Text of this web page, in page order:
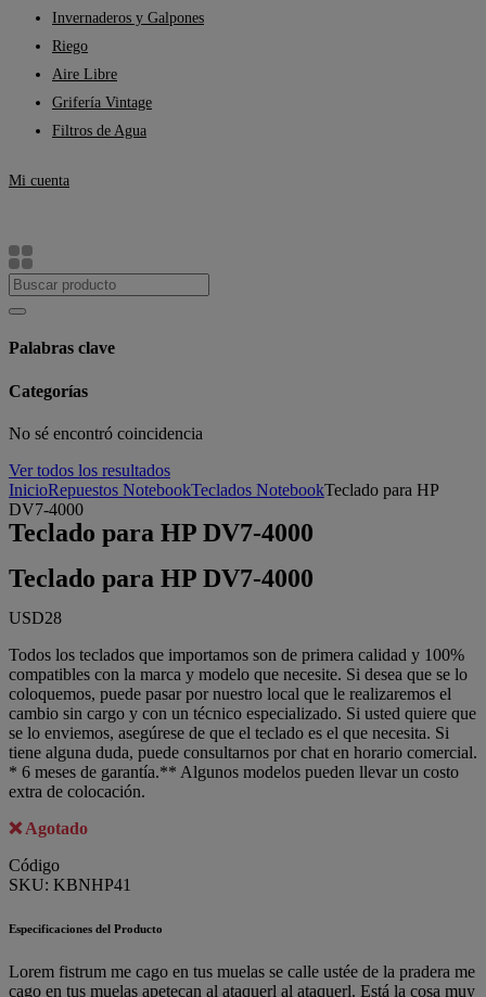
Invernaderos y Galpones
Riego
Aire Libre
Grifería Vintage
Filtros de Agua
Mi cuenta
Palabras clave
Categorías
No sé encontró coincidencia
Ver todos los resultados
InicioRepuestos NotebookTeclados NotebookTeclado para HP
DV7-4000
Teclado para HP DV7-4000
Teclado para HP DV7-4000
USD28
Todos los teclados que importamos son de primera calidad y 100%
compatibles con la marca y modelo que necesite. Si desea que se lo
coloquemos, puede pasar por nuestro local que le realizaremos el
cambio sin cargo y con un técnico especializado. Si usted quiere que
se lo enviemos, asegúrese de que el teclado es el que necesita. Si
tiene alguna duda, puede consultarnos por chat en horario comercial.
* 6 meses de garantía.** Algunos modelos pueden llevar un costo
extra de colocación.
Agotado
Código
SKU: KBNHP41
Especificaciones del Producto
Lorem fistrum me cago en tus muelas se calle ustée de la pradera me
cago en tus muelas apetecan al ataquerl al ataquerl. Está la cosa muy